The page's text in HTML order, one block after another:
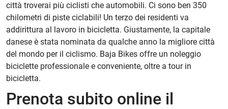
città troverai più ciclisti che automobili. Ci sono ben 350
chilometri di piste ciclabili! Un terzo dei residenti va
addirittura al lavoro in bicicletta. Giustamente, la capitale
danese è stata nominata da qualche anno la migliore città
del mondo per il ciclismo. Baja Bikes offre un noleggio
biciclette professionale e conveniente, oltre a tour in
bicicletta.
Prenota subito online il